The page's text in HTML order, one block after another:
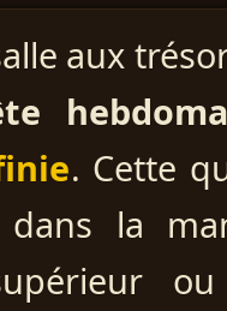
aux
. Cette
la